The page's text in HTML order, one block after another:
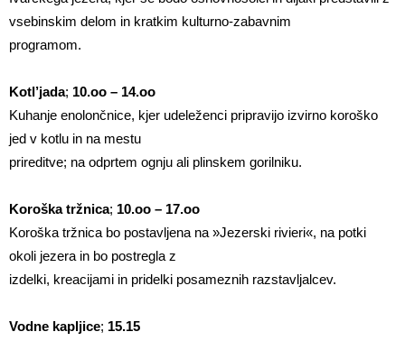
vsebinskim delom in kratkim kulturno-zabavnim
programom.
Kotl’jada; 10.oo – 14.oo
Kuhanje enolončnice, kjer udeleženci pripravijo izvirno koroško
jed v kotlu in na mestu
prireditve; na odprtem ognju ali plinskem gorilniku.
Koroška tržnica; 10.oo – 17.oo
Koroška tržnica bo postavljena na »Jezerski rivieri«, na potki
okoli jezera in bo postregla z
izdelki, kreacijami in pridelki posameznih razstavljalcev.
Vodne kapljice; 15.15